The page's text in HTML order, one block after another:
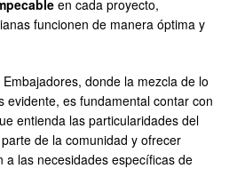
en cada proyecto,
funcionen de manera óptima y
donde la mezcla de lo
evidente, es fundamental contar con
entienda las particularidades del
de la comunidad y ofrecer
a las necesidades específicas de